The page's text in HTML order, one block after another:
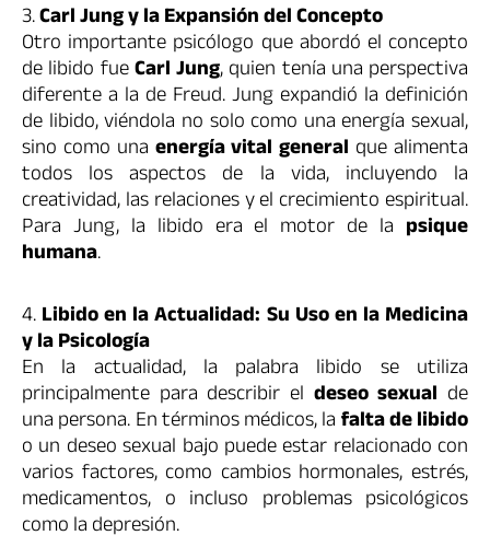
3.Carl Jung y la Expansión del Concepto
Otro importante psicólogo que abordó el concepto
de libido fueCarl Jung, quien tenía una perspectiva
diferente a la de Freud. Jung expandió la definición
de libido, viéndola no solo como una energía sexual,
sino como una energía vital general que alimenta
todos los aspectos de la vida, incluyendo la
creatividad, las relaciones y el crecimiento espiritual.
Para Jung, la libido era el motor de la psique
humana.
4.Libido en la Actualidad: Su Uso en la Medicina
y la Psicología
En la actualidad, la palabra libido se utiliza
principalmente para describir el deseo sexual de
una persona. En términos médicos, lafalta de libido
o un deseo sexual bajo puede estar relacionado con
varios factores, como cambios hormonales, estrés,
medicamentos, o incluso problemas psicológicos
como la depresión.